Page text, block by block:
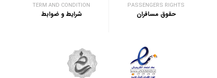
TERM AND CONDITION
شرایط و ضوابط
PASSENGERS RIGHTS
حقوق مسافران